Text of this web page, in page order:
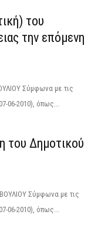
του
την επόμενη
Σύμφωνα με τις
06-2010), όπως...
του Δημοτικού
Σύμφωνα με τις
06-2010), όπως...